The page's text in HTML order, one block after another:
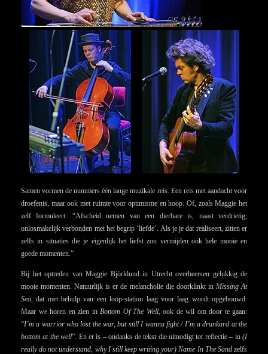
Samen vormen de nummers één lange muzikale reis. Een reis met aandacht voor
droefenis, maar ook met ruimte voor optimisme en hoop. Of, zoals Maggie het
zelf formuleert: “Afscheid nemen van een dierbare is, naast verdrietig,
onlosmakelijk verbonden met het begrip ‘liefde’. Als je je dat realiseert, zitten er
zelfs in situaties die je eigenlijk het liefst zou vermijden ook hele mooie en
goede momenten.”
Bij het optreden van Maggie Björklund in Utrecht overheersen gelukkig de
mooie momenten. Natuurlijk is er de melancholie die doorklinkt in Missing At
Sea, dat met behulp van een loop-station laag voor laag wordt opgebouwd.
Maar we horen en zien in Bottom Of The Well, ook de wil om door te gaan:
“I’m a warrior who lost the war, but still I wanna fight / I’m a drunkard at the
bottom at the well”. En er is – ondanks de tekst die uitnodigt tot reflectie – in(I
really do not understand, why I still keep writing your) Name In The Sandzelfs